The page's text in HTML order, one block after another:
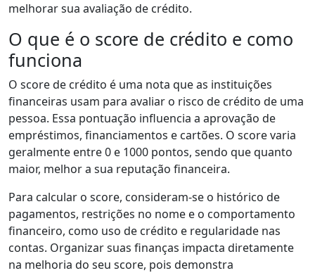
melhorar sua avaliação de crédito.
O que é o score de crédito e como
funciona
O score de crédito é uma nota que as instituições
financeiras usam para avaliar o risco de crédito de uma
pessoa. Essa pontuação influencia a aprovação de
empréstimos, financiamentos e cartões. O score varia
geralmente entre 0 e 1000 pontos, sendo que quanto
maior, melhor a sua reputação financeira.
Para calcular o score, consideram-se o histórico de
pagamentos, restrições no nome e o comportamento
financeiro, como uso de crédito e regularidade nas
contas. Organizar suas finanças impacta diretamente
na melhoria do seu score, pois demonstra